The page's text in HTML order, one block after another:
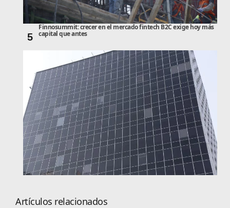
5
Finnosummit: crecer en el mercado fintech B2C exige hoy más
capital que antes
Artículos relacionados